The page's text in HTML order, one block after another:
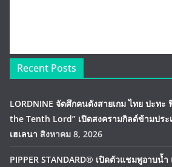
Recent Posts
LORDNINE จัดศึกคนดังสายเกม ไทย ปะท
the Tenth Lord” เปิดสงครามกิลด์ข้ามประ
เฮเลนา สิงหาคม 8, 2026
PIPPER STANDARD® เปิดตัวแชมพูอาบน้